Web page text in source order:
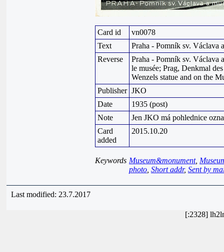
Card id
vn0078
Text
Praha - Pomník sv. Václava
Reverse
Praha - Pomník sv. Václava
le musée; Prag, Denkmal
Wenzels statue and on the
Publisher JKO
Date
1935 (post)
Note
Jen JKO má pohlednice
Card
added
2015.10.20
Keywords Museum&monument,
photo Short addr, Sent by
Last modified: 23.7.2017
[:2328]